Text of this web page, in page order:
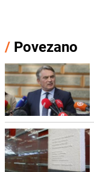
/ Povezano